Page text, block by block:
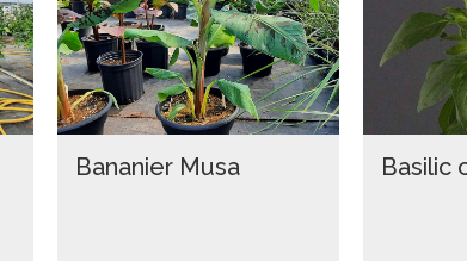
Bananier Musa Basilic